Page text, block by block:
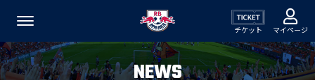
チケット マイページ
NEWS